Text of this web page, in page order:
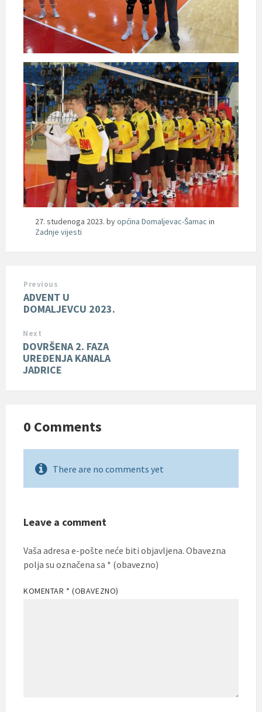
27. studenoga 2023. byopćina Domaljevac-Šamac in
Zadnje vijesti
Previous
ADVENT U
DOMALJEVCU 2023.
Next
DOVRŠENA 2. FAZA
UREĐENJA KANALA
JADRICE
0 Comments
There are no comments yet
Leave a comment
Vaša adresa e-pošte neće biti objavljena. Obavezna
polja su označena sa * (obavezno)
KOMENTAR * (OBAVEZNO)